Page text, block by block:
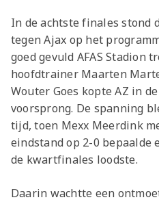
In de achtste finales stond
tegen Ajax op het
goed gevuld AFAS Stadion
hoofdtrainer Maarten
Wouter Goes kopte AZ in
voorsprong. De spanning
tijd, toen Mexx Meerdink
eindstand op 2-0 bepaalde
de kwartfinales loodste.
Daarin wachtte een